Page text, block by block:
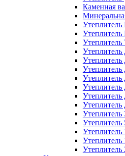
Каменная
Утеплитель
Утеплитель
Утеплитель
Утеплитель
Утеплитель
Утеплитель
Утеплитель
Утеплитель
Утеплитель